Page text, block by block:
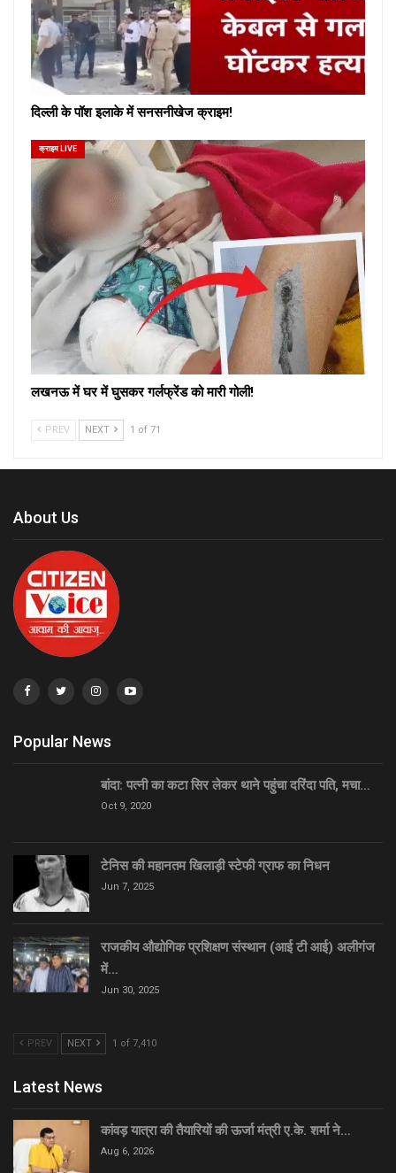
दिल्ली के पॉश इलाके में सनसनीखेज क्राइम!
क्राइम LIVE
लखनऊ में घर में घुसकर गर्लफ्रेंड को मारी गोली!
PREV NEXT 1 of 71
About Us
Popular News
बांदा: पत्नी का कटा सिर लेकर थाने पहुंचा दरिंदा पति, मचा…
Oct 9, 2020
टेनिस की महानतम खिलाड़ी स्टेफी ग्राफ का निधन
Jun 7, 2025
राजकीय औद्योगिक प्रशिक्षण संस्थान (आई टी आई) अलीगंज
में…
Jun 30, 2025
PREV NEXT 1 of 7,410
Latest News
कांवड़ यात्रा की तैयारियों की ऊर्जा मंत्री ए.के. शर्मा ने…
Aug 6, 2026